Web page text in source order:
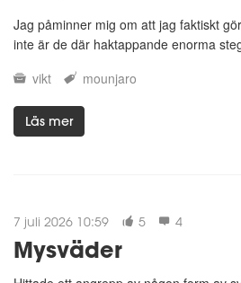
Jag påminner mig om att jag faktiskt
inte är de där haktappande enorma
vikt
mounjaro
Läs mer
7 juli 2026 10:59 5 4
Mysväder